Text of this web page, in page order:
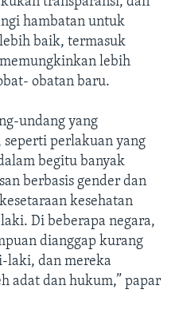
hambatan untuk
baik, termasuk
lebih
obatan baru.
undang yang
perlakuan yang
begitu banyak
berbasis gender dan
kesehatan
Di beberapa negara,
dianggap kurang
laki, dan mereka
adat dan hukum,” papar